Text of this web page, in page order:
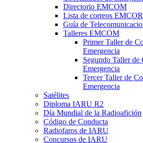
Directorio EMCOM
Lista de correos EMCOR
Guía de
Talleres EMCOM
Primer Taller de
Emergencia
Segundo Taller de
Emergencia
Tercer Taller de
Emergencia
Satélites
Diploma IARU R2
Día Mundial de la Radioafición
Código de Conducta
Radiofaros de IARU
Concursos de IARU